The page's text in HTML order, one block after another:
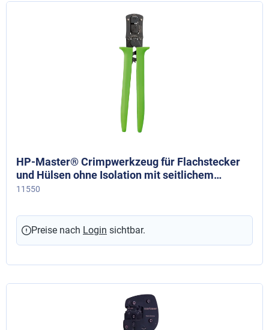
HP-Master® Crimpwerkzeug für Flachstecker
und Hülsen ohne Isolation mit seitlichem
Leiteranschluss, 0,5 - 1,5 mm²
11550
Preise nach Login sichtbar.